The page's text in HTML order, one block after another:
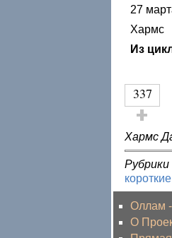
27
Хармс
Из
337
Голос за!
Хармс
короткие
Оллам -
О